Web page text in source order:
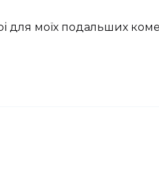
для моїх подальших